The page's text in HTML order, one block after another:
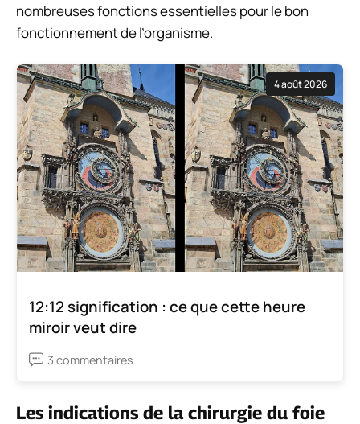
nombreuses fonctions essentielles pour le bon
fonctionnement de l’organisme.
4 août 2026
12:12 signification : ce que cette heure
miroir veut dire
3 commentaires
Les indications de la chirurgie du foie